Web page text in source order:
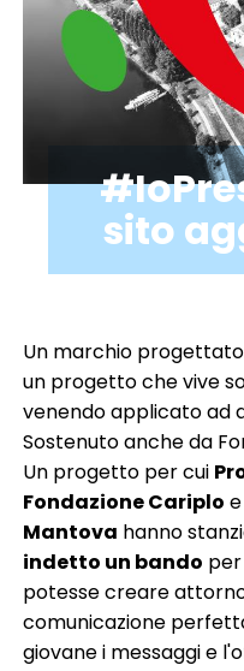
sito
Un marchio
un progetto che vive
venendo applicato ad
Sostenuto anche da
Un progetto per cui
Fondazione Cariplo e
Mantova hanno
indetto un bando
potesse creare
comunicazione
giovane i messaggi e
digital marketing &
event & exhibition
marketing B2B
media planning
promo & activation
software
spot & video
automotive
industria
no profit
servizi
software & IT